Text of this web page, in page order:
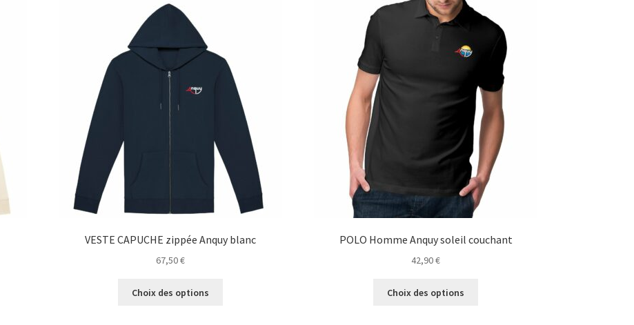
VESTE CAPUCHE zippée Anquy blanc
67,50€
Choix des options
POLO Homme Anquy soleil couchant
42,90€
Choix des options